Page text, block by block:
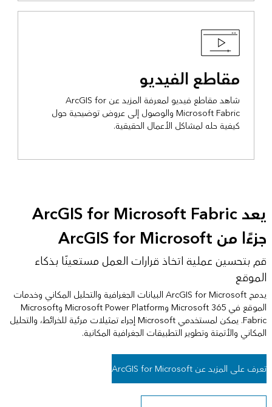
مقاطع الفيديو
شاهد مقاطع فيديو لمعرفة المزيد عن ArcGIS for
Microsoft Fabric والوصول إلى عروض توضيحية حول
كيفية حله لمشاكل الأعمال الحقيقية.
يعد ArcGIS for Microsoft Fabric
جزءًا من ArcGIS for Microsoft
قم بتحسين عملية اتخاذ قرارات العمل مستعينًا بذكاء
الموقع
يدمج ArcGIS for Microsoft البيانات الجغرافية والتحليل المكاني وخدمات
الموقع في Microsoft 365 وMicrosoft Power Platform وMicrosoft
Fabric. يمكن لمستخدمي Microsoft إجراء تمثيلات مرئية للخرائط، والتحليل
المكاني والأتمتة وتطوير التطبيقات الجغرافية المكانية.
تعرف على المزيد عن ArcGIS for Microsoft